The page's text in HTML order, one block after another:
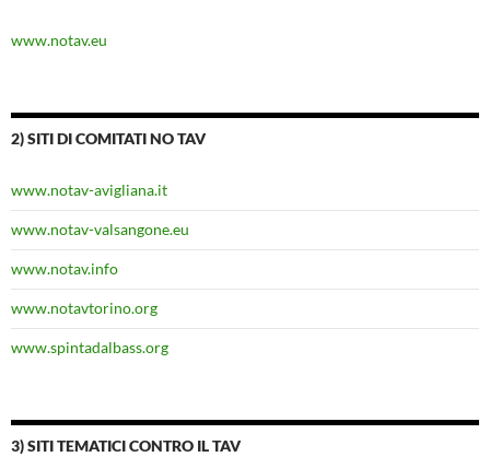
www.notav.eu
2) SITI DI COMITATI NO TAV
www.notav-avigliana.it
www.notav-valsangone.eu
www.notav.info
www.notavtorino.org
www.spintadalbass.org
3) SITI TEMATICI CONTRO IL TAV